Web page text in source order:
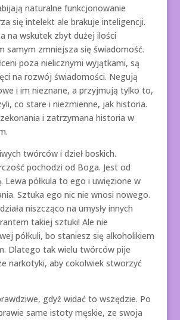
naturalne funkcjonowanie
się intelekt ale brakuje inteligencji.
na wskutek zbyt dużej ilości
samym zmniejsza się świadomość.
poza nielicznymi wyjątkami, są
na rozwój świadomości. Negują
i im nieznane, a przyjmują tylko to,
co stare i niezmienne, jak historia.
i zatrzymana historia w
twórców i dzieł boskich.
pochodzi od Boga. Jest od
Lewa półkula to ego i uwięzione w
Sztuka ego nic nie wnosi nowego.
niszcząco na umysły innych
takiej sztuki! Ale nie
półkuli, bo staniesz się alkoholikiem
Dlatego tak wielu twórców pije
narkotyki, aby cokolwiek stworzyć
gdyż widać to wszędzie. Po
same istoty męskie, ze swoja